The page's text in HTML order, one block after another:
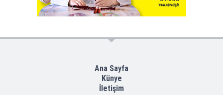
Ana Sayfa
Künye
İletişim